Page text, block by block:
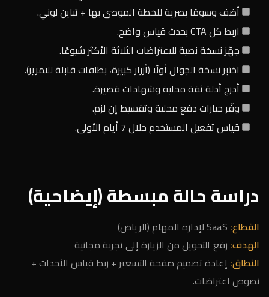
أضف وسومًا بصرية للخطة الموصى بها + تباين لوني.
اربط كل CTA بحدث قياس واضح.
جهّز نسخة نصية للاعتراضات الثلاثة الأكثر شيوعًا.
اختبر نسخة الجوال أولًا (أزرار كبيرة، بطاقات قابلة للتمرير).
أدرج أدلة ثقة محلية وشهادات قصيرة.
وفّر خيارات دفع محلية وتقسيط إن لزم.
قياس تفعيل المستخدم خلال 7 أيام الأولى.
دراسة حالة مبسطة (إيضاحية)
القطاع:
الهدف: رفع التحويل من الزيارة إلى تجربة مجانية
النطاق: إعادة تصميم صفحة التسعير + ربط قياس الأحداث +
نصوص اعتراضات.